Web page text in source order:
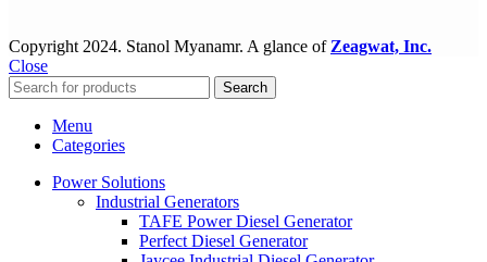
Copyright 2024. Stanol Myanamr. A glance of Zeagwat, Inc.
Close
Search
Menu
Categories
Power Solutions
Industrial Generators
TAFE Power Diesel Generator
Perfect Diesel Generator